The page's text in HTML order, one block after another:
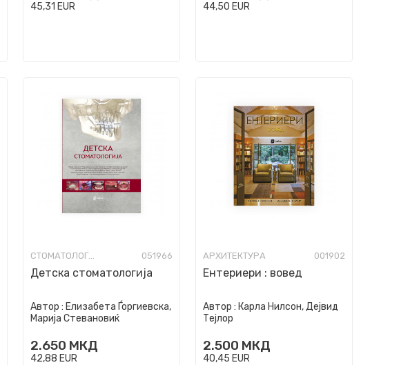
45,31 EUR 44,50 EUR
СТОМАТОЛОГИЈА 051966
Детска стоматологија
Автор : Елизабета Ѓоргиевска,
Марија Стевановиќ
2.650 МКД
42,88 EUR
АРХИТЕКТУРА 001902
Ентериери : вовед
Автор : Карла Нилсон, Дејвид
Тејлор
2.500 МКД
40,45 EUR